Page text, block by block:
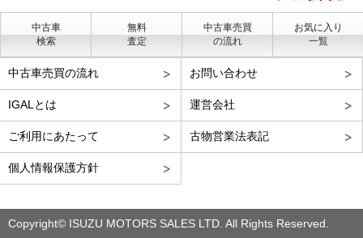
中古車
検索
無料
査定
中古車売買
の流れ
お気に入り
一覧
中古車売買の流れ お問い合わせ
IGALとは 運営会社
ご利用にあたって 古物営業法表記
個人情報保護方針
Copyright© ISUZU MOTORS SALES LTD. All Rights Reserved.